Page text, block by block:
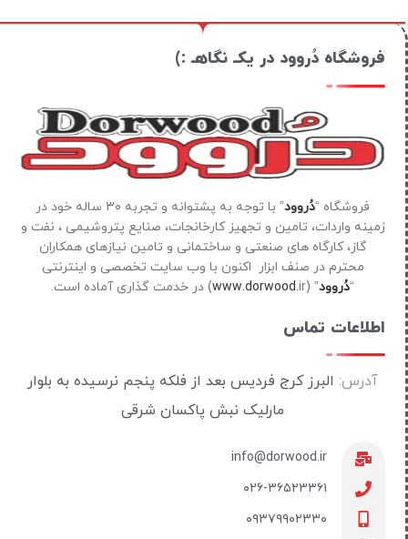
فروشگاه دُروود در یکـ نگاهـ :)
فروشگاه “دُروود
” با توجه به پشتوانه و تجربه ۳۰ ساله خود در
زمینه واردات، تامین و تجهیز کارخانجات، صنایع پتروشیمی ، نفت و
گاز، کارگاه های صنعتی و ساختمانی و تامین نیازهای همکاران
محترم در صنف ابزار اکنون با وب سایت تخصصی و اینترنتی
“دُروود” (
www.dorwood.ir) در خدمت گذاری آماده است.
اطلاعات تماس
آدرس: البرز کرج فردیس بعد از فلکه پنجم نرسیده به بلوار
مارلیک نبش پاکسان شرقی
info@dorwood.ir
۰۲۶-۳۶۵۲۳۳۶۱
۰۹۳۷۹۹۰۲۳۳۰